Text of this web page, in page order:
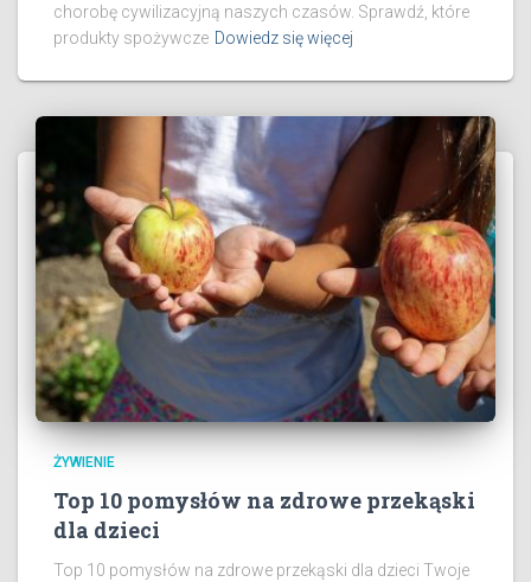
chorobę cywilizacyjną naszych czasów. Sprawdź, które
produkty spożywcze Dowiedz się więcej
ŻYWIENIE
Top 10 pomysłów na zdrowe przekąski
dla dzieci
Top 10 pomysłów na zdrowe przekąski dla dzieci Twoje